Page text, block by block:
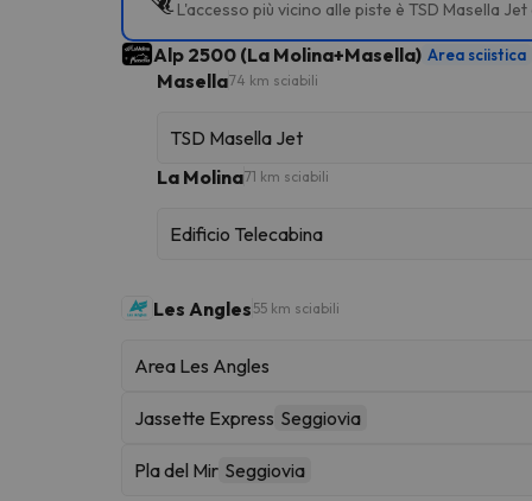
L'accesso più vicino alle piste è TSD Masella
Alp 2500 (La Molina+Masella) Area sciistica
Masella74 km sciabili
TSD Masella Jet
La Molina71 km sciabili
Edificio Telecabina
Les Angles 55 km sciabili
Area Les Angles
Jassette Express Seggiovia
Pla del Mir Seggiovia